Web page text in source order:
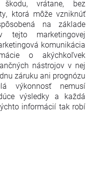
vrátane, bez
ktorá môže vzniknúť
na základe
tejto marketingovej
komunikácia
o akýchkoľvek
nástrojov v nej
záruku ani prognózu
výkonnosť nemusí
výsledky a každá
informácií tak robí